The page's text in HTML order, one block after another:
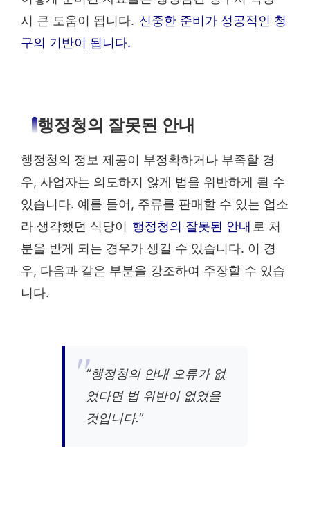
시 큰 도움이 됩니다. 신중한 준비가 성공적인 청
구의 기반이 됩니다.
행정청의 잘못된 안내
행정청의 정보 제공이 부정확하거나 부족할 경
우, 사업자는 의도하지 않게 법을 위반하게 될 수
있습니다. 예를 들어, 주류를 판매할 수 있는 업소
라 생각했던 식당이 행정청의 잘못된 안내 로 처
분을 받게 되는 경우가 생길 수 있습니다. 이 경
우, 다음과 같은 부분을 강조하여 주장할 수 있습
니다.
“행정청의 안내 오류가 없
었다면 법 위반이 없었을
것입니다.”